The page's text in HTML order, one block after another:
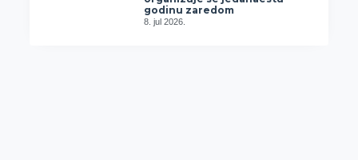
godinu zaredom
8. jul 2026.